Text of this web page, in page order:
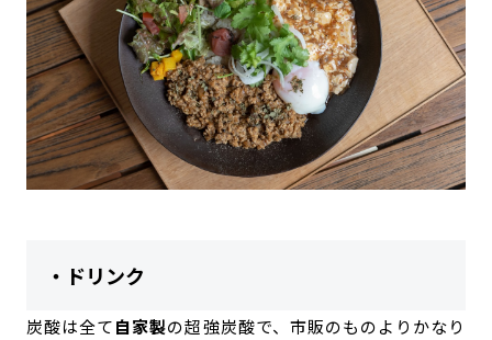
・ドリンク
炭酸は全て自家製の超強炭酸で、市販のものよりかなり